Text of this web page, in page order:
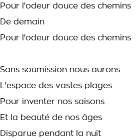
Pour l'odeur douce des chemins
De demain
Pour l'odeur douce des chemins
Sans soumission nous aurons
L'espace des vastes plages
Pour inventer nos saisons
Et la beauté de nos âges
Disparue pendant la nuit